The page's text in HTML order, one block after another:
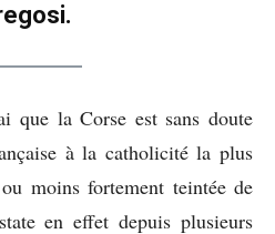
que la Corse est sans doute
à la catholicité la plus
moins fortement teintée de
en effet depuis plusieurs